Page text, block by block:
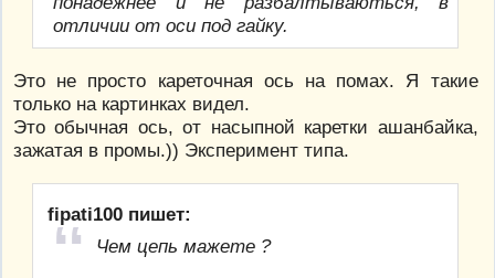
отличии от оси под гайку.
Это не просто кареточная ось на помах. Я такие
только на картинках видел.
Это обычная ось, от насыпной каретки ашанбайка,
зажатая в промы.)) Эксперимент типа.
fipati100 пишет:
Чем цепь мажете ?